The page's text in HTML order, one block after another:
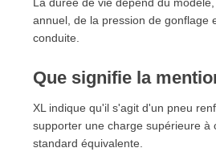
La durée de vie dépend du
annuel, de la pression de gonflage
conduite.
Que signifie la
XL indique qu'il s'agit d'un pneu
supporter une charge supérieure à
standard équivalente.